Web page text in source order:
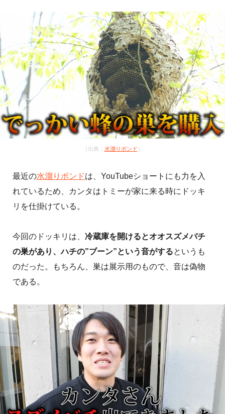
（出典： 水溜りボンド ）
最近の水溜りボンドは、YouTubeショートにも力を入
れているため、カンタはトミーが家に来る時にドッキ
リを仕掛けている。
今回のドッキリは、 冷蔵庫を開けるとオオスズメバチ
の巣があり、ハチの”ブーン”という音がするというも
のだった。もちろん、巣は展示用のもので、音は偽物
である。